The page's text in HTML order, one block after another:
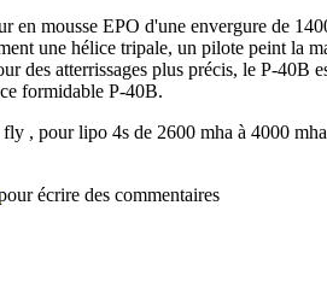
en mousse EPO d'une envergure de
une hélice tripale, un pilote peint la
des atterrissages plus précis, le P-40B
formidable P-40B.
, pour lipo 4s de 2600 mha à 4000 mha
écrire des commentaires